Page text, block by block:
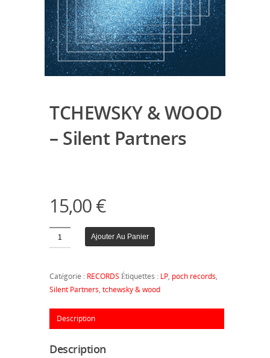
TCHEWSKY & WOOD
– Silent Partners
15,00€
Quantité Ajouter Au Panier
Catégorie : RECORDS Étiquettes : LP, poch records,
Silent Partners, tchewsky & wood
Description
Description